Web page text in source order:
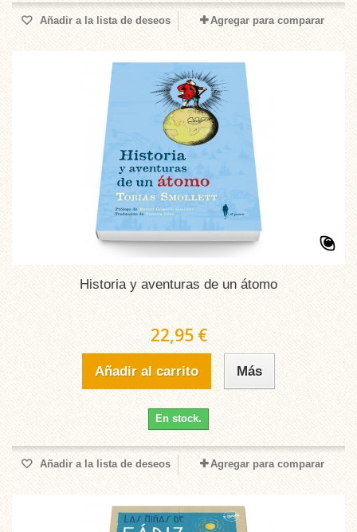
Añadir a la lista de deseos Agregar para comparar
Historia y aventuras de un átomo
22,95 €
Añadir al carrito Más
En stock.
Añadir a la lista de deseos Agregar para comparar